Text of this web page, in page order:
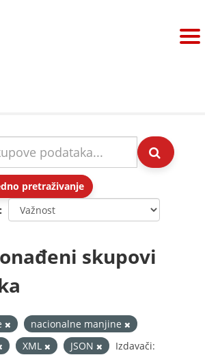
pretraživanje
skupovi
nacionalne manjine
XML JSON
Izdavači: